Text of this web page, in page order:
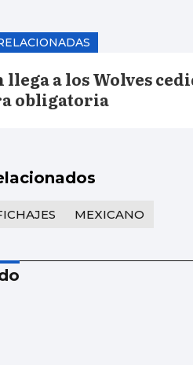
llega a los Wolves
obligatoria
MEXICANO